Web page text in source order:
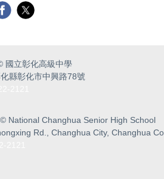
國立彰化高級中學
縣彰化市中興路78號
© National Changhua Senior High School
Rd., Changhua City, Changhua